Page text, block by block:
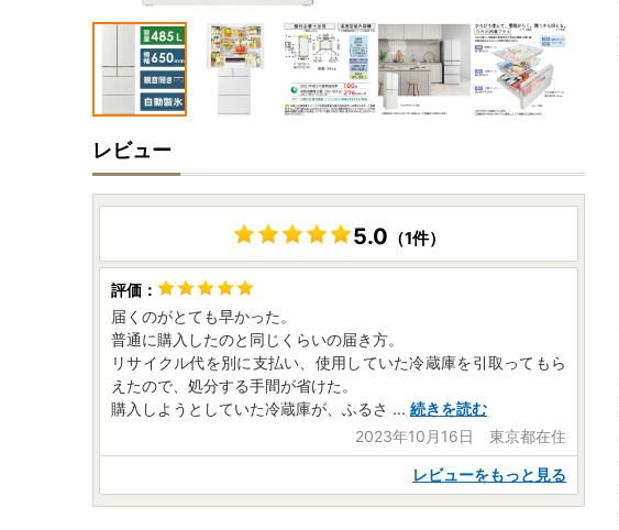
レビュー
5.0 （1件）
届くのがとても早かった。
普通に購入したのと同じくらいの届き方。
リサイクル代を別に支払い、使用していた冷蔵庫を引取ってもら
えたので、処分する手間が省けた。
購入しようとしていた冷蔵庫が、ふるさ ... 続きを読む
2023年10月16日 東京都在住
レビューをもっと見る